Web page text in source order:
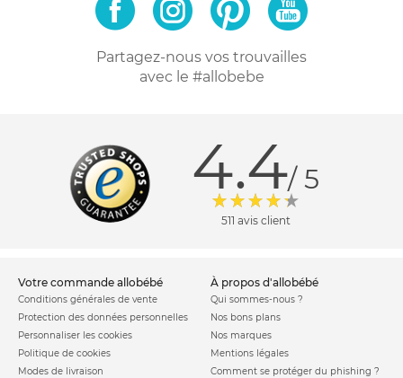
parc : arche de jeux, ouverture sur le côté, sac de transport,
Partagez-nous vos trouvailles
avec le #allobebe
4.4/ 5
511 avis client
votre commande allobébé
Conditions générales de vente
Protection des données personnelles
Personnaliser les cookies
Politique de cookies
Modes de livraison
à propos d'allobébé
Qui sommes-nous ?
Nos bons plans
Nos marques
Mentions légales
Comment se protéger du phishing ?